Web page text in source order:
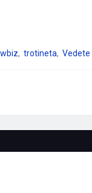
trotineta Vedete